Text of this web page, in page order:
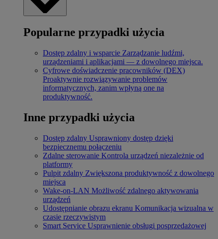
Popularne przypadki użycia
Dostęp zdalny i wsparcie Zarządzanie ludźmi,
urządzeniami i aplikacjami — z dowolnego miejsca.
Cyfrowe doświadczenie pracowników (DEX)
Proaktywnie rozwiązywanie problemów
informatycznych, zanim wpłyną one na
produktywność.
Inne przypadki użycia
Dostęp zdalny Usprawniony dostęp dzięki
bezpiecznemu połączeniu
Zdalne sterowanie Kontrola urządzeń niezależnie od
platformy
Pulpit zdalny Zwiększona produktywność z dowolnego
miejsca
Wake-on-LAN Możliwość zdalnego aktywowania
urządzeń
Udostępnianie obrazu ekranu Komunikacja wizualna w
czasie rzeczywistym
Smart Service Usprawnienie obsługi posprzedażowej